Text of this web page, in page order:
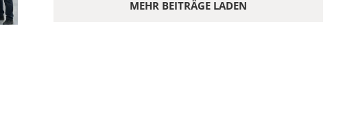
MEHR BEITRÄGE LADEN